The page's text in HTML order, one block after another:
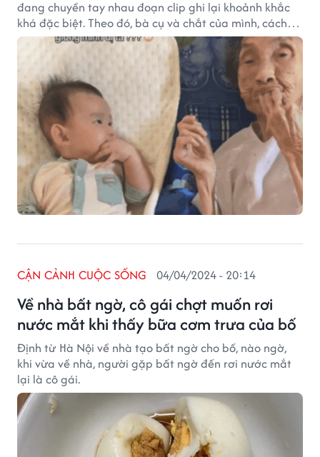
đang chuyền tay nhau đoạn clip ghi lại khoảnh khắc
khá đặc biệt. Theo đó, bà cụ và chắt của mình, cách
nhau đến 4 đời nhưng lại có những cử chỉ giống nhau
đến từng chút một.
Về nhà bất ngờ, cô gái chợt muốn rơi
nước mắt khi thấy bữa cơm trưa của bố
CẬN CẢNH CUỘC SỐNG 04/04/2024 - 20:14
Định từ Hà Nội về nhà tạo bất ngờ cho bố, nào ngờ,
khi vừa về nhà, người gặp bất ngờ đến rơi nước mắt
lại là cô gái.